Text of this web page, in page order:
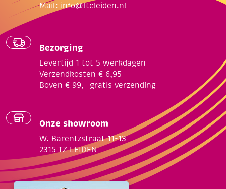
Mail: info@ltcleiden.nl
Bezorging
Levertijd 1 tot 5 werkdagen
Verzendkosten € 6,95
Boven € 99,- gratis verzending
Onze showroom
W. Barentzstraat 11-13
2315 TZ LEIDEN